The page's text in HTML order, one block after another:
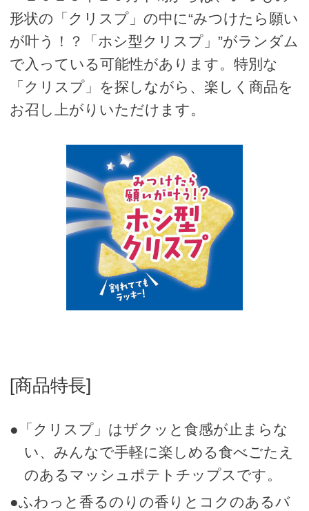
形状の「クリスプ」の中に“みつけたら願い
が叶う！？「ホシ型クリスプ」”がランダム
で入っている可能性があります。特別な
「クリスプ」を探しながら、楽しく商品を
お召し上がりいただけます。
[商品特長]
●「クリスプ」はザクッと食感が止まらな
い、みんなで手軽に楽しめる食べごたえ
のあるマッシュポテトチップスです。
●ふわっと香るのりの香りとコクのあるバ